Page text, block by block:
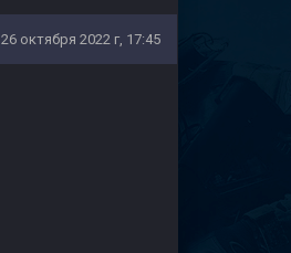
26 октября 2022 г, 17:45